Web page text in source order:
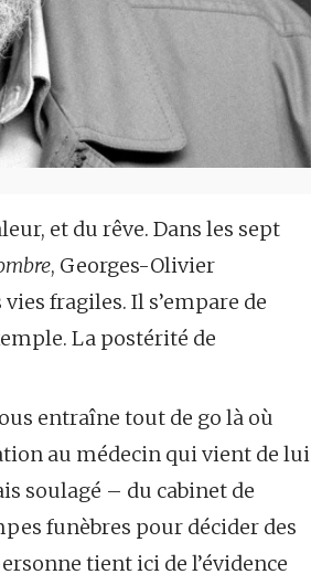
et du rêve. Dans les sept
, Georges-Olivier
fragiles. Il s’empare de
La postérité de
entraîne tout de go là où
au médecin qui vient de lui
soulagé – du cabinet de
funèbres pour décider des
tient ici de l’évidence